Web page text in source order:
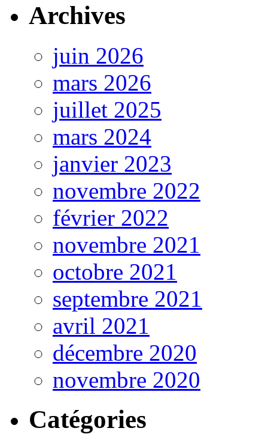
Archives
juin 2026
mars 2026
juillet 2025
mars 2024
janvier 2023
novembre 2022
février 2022
novembre 2021
octobre 2021
septembre 2021
avril 2021
décembre 2020
novembre 2020
Catégories